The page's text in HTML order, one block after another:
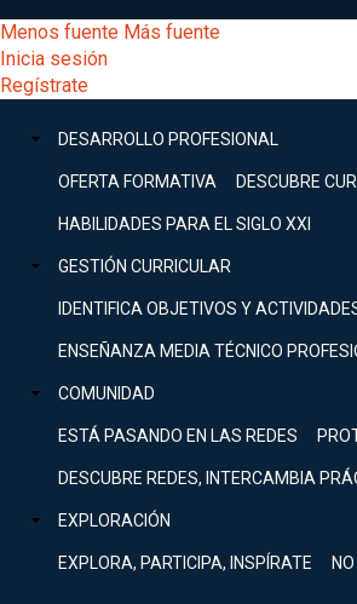
al
contenido
principal
[Educarchile
Escritorio]
Menú
entrar
mi
cuenta
Menos fuente Más fuente
Inicia sesión
Regístrate
Menú
principal
DESARROLLO PROFESIONAL
OFERTA FORMATIVA DESCUBRE
HABILIDADES PARA EL SIGLO XXI
GESTIÓN CURRICULAR
IDENTIFICA OBJETIVOS Y
ENSEÑANZA MEDIA TÉCNICO
COMUNIDAD
ESTÁ PASANDO EN LAS REDES
DESCUBRE REDES, INTERCAMBIA
EXPLORACIÓN
EXPLORA, PARTICIPA, INSPÍRATE
Buscar
Menú
principal
DESARROLLO
Expand
GESTIÓN
Expand
COMUNIDAD
Expand
EXPLORACIÓN
[Educarchile
Mobile]
Inicia